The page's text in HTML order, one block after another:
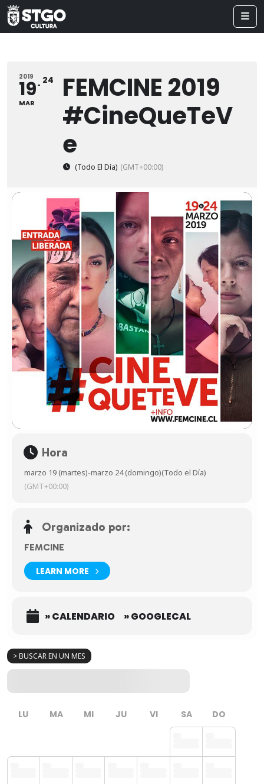
> BUSCAR EN UN MES
LU MA MI JU VI SA DO
2019
19
MAR
24
FEMCINE 2019
#CineQueTeV
e
(Todo El Día) (GMT+00:00)
Hora
marzo 19 (martes)-marzo 24 (domingo)(Todo el Día)
(GMT+00:00)
Organizado por:
FEMCINE
LEARN MORE
» CALENDARIO » GOOGLECAL